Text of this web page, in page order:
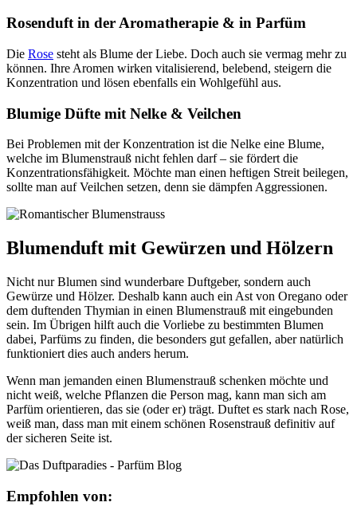
Rosenduft in der Aromatherapie & in Parfüm
Die Rose steht als Blume der Liebe. Doch auch sie vermag mehr zu
können. Ihre Aromen wirken vitalisierend, belebend, steigern die
Konzentration und lösen ebenfalls ein Wohlgefühl aus.
Blumige Düfte mit Nelke & Veilchen
Bei Problemen mit der Konzentration ist die Nelke eine Blume,
welche im Blumenstrauß nicht fehlen darf – sie fördert die
Konzentrationsfähigkeit. Möchte man einen heftigen Streit beilegen,
sollte man auf Veilchen setzen, denn sie dämpfen Aggressionen.
Blumenduft mit Gewürzen und Hölzern
Nicht nur Blumen sind wunderbare Duftgeber, sondern auch
Gewürze und Hölzer. Deshalb kann auch ein Ast von Oregano oder
dem duftenden Thymian in einen Blumenstrauß mit eingebunden
sein. Im Übrigen hilft auch die Vorliebe zu bestimmten Blumen
dabei, Parfüms zu finden, die besonders gut gefallen, aber natürlich
funktioniert dies auch anders herum.
Wenn man jemanden einen Blumenstrauß schenken möchte und
nicht weiß, welche Pflanzen die Person mag, kann man sich am
Parfüm orientieren, das sie (oder er) trägt. Duftet es stark nach Rose,
weiß man, dass man mit einem schönen Rosenstrauß definitiv auf
der sicheren Seite ist.
Empfohlen von: